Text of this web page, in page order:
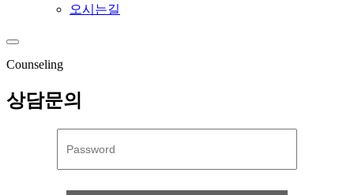
오시는길
Counseling
상담문의